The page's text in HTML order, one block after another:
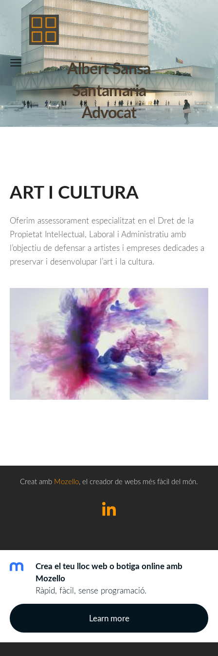
Albert Sansa
Santamaria
Advocat
ART I CULTURA
Oferim assessorament especialitzat en el Dret de la
Propietat Intel·lectual, Laboral i Administratiu amb
l’objectiu de defensar a artistes i empreses dedicades a
preservar i desenvolupar l’art i la cultura.
Creat amb Mozello, el creador de webs més fàcil del món.
Crea el teu lloc web o botiga online amb
Mozello
Ràpid, fàcil, sense programació.
Learn more